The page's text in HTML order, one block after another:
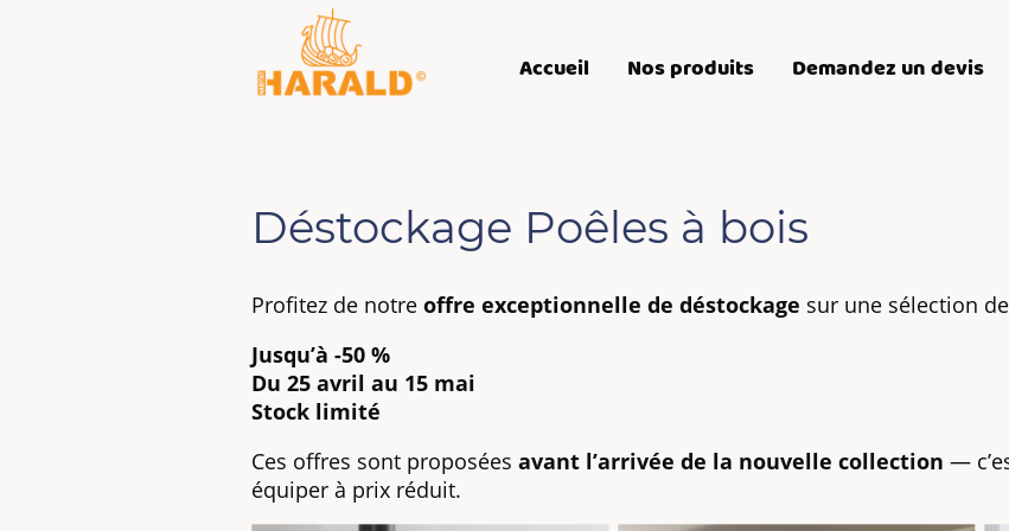
Accueil Nos produits Demandez un devis
Déstockage Poêles à bois
Profitez de notre offre exceptionnelle de déstockage sur une sélection
Jusqu’à -50 %
Du 25 avril au 15 mai
Stock limité
Ces offres sont proposées avant l’arrivée de la nouvelle collection —
équiper à prix réduit.